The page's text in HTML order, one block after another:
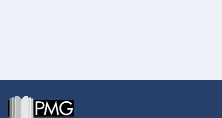
Footer